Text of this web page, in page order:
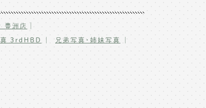
豊洲店 ｜
3rdHBD
兄弟写真･姉妹写真